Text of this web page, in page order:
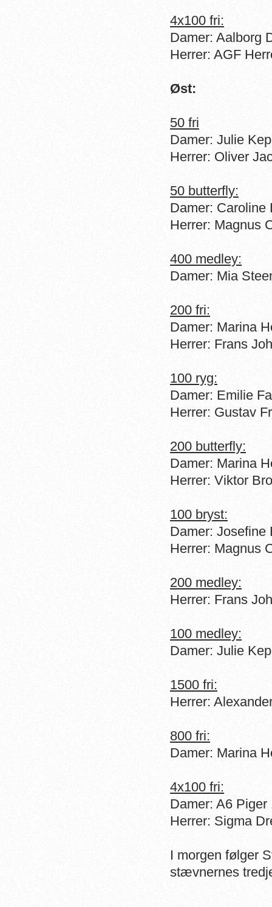
4x100 fri:
Damer: Aalborg
Herrer: AGF
Øst:
50 fri
Damer: Julie
Herrer: Oliver
50 butterfly:
Damer: Caroline
Herrer: Magnus
400 medley:
Damer: Mia
200 fri:
Damer: Marina
Herrer: Frans
100 ryg:
Damer: Emilie
Herrer: Gustav
200 butterfly:
Damer: Marina
Herrer: Viktor
100 bryst:
Damer: Josefine
Herrer: Magnus
200 medley:
Herrer: Frans
100 medley:
Damer: Julie
1500 fri:
Herrer:
800 fri:
Damer: Marina
4x100 fri:
Damer: A6 Piger
Herrer: Sigma
I morgen følger
stævnernes